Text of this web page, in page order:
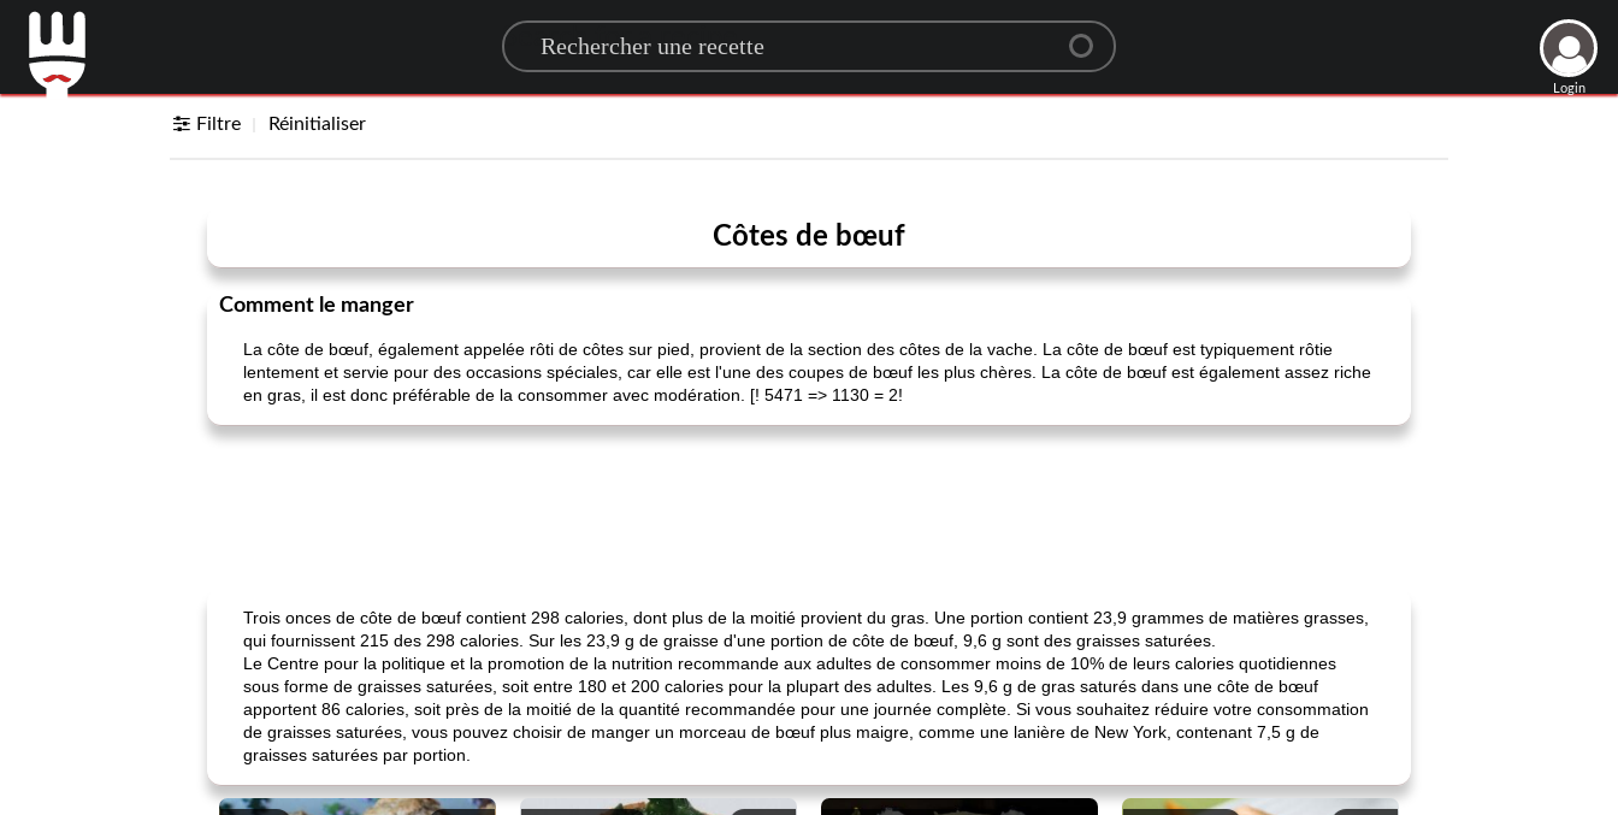
Search for a recipe
Login
Filtre Réinitialiser
Côtes de bœuf
Comment le manger
La côte de bœuf, également appelée rôti de côtes sur pied, provient de la section des côtes de la vache. La côte de bœuf est typiquement rôtie
lentement et servie pour des occasions spéciales, car elle est l'une des coupes de bœuf les plus chères. La côte de bœuf est également assez riche
en gras, il est donc préférable de la consommer avec modération. [! 5471 => 1130 = 2!
Trois onces de côte de bœuf contient 298 calories, dont plus de la moitié provient du gras. Une portion contient 23,9 grammes de matières grasses,
qui fournissent 215 des 298 calories. Sur les 23,9 g de graisse d'une portion de côte de bœuf, 9,6 g sont des graisses saturées.
Le Centre pour la politique et la promotion de la nutrition recommande aux adultes de consommer moins de 10% de leurs calories quotidiennes
sous forme de graisses saturées, soit entre 180 et 200 calories pour la plupart des adultes. Les 9,6 g de gras saturés dans une côte de bœuf
apportent 86 calories, soit près de la moitié de la quantité recommandée pour une journée complète. Si vous souhaitez réduire votre consommation
de graisses saturées, vous pouvez choisir de manger un morceau de bœuf plus maigre, comme une lanière de New York, contenant 7,5 g de
graisses saturées par portion.